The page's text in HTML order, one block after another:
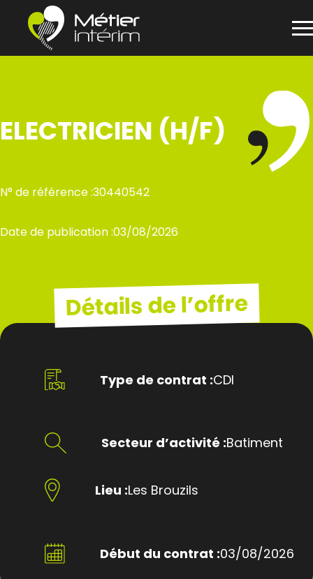
ELECTRICIEN (H/F)
N° de référence :30440542
Date de publication :03/08/2026
Détails de l’offre
Type de contrat :CDI
Secteur d’activité :Batiment
Lieu :Les Brouzils
Début du contrat :03/08/2026
Panneau de gestion des cookies